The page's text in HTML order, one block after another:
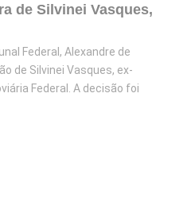
de Silvinei Vasques,
Federal, Alexandre de
de Silvinei Vasques, ex-
Federal. A decisão foi